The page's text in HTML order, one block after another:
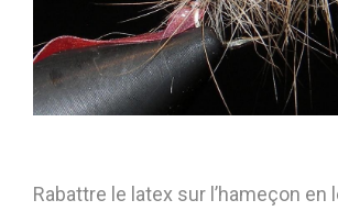
Rabattre le latex sur l’hameçon en